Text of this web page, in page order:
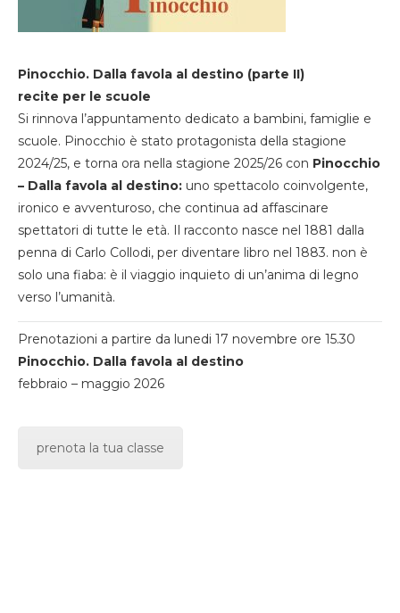
Pinocchio. Dalla favola al destino (parte II)
recite per le scuole
Si rinnova l’appuntamento dedicato a bambini, famiglie e
scuole. Pinocchio è stato protagonista della stagione
2024/25, e torna ora nella stagione 2025/26 con Pinocchio
– Dalla favola al destino: uno spettacolo coinvolgente,
ironico e avventuroso, che continua ad affascinare
spettatori di tutte le età. Il racconto nasce nel 1881 dalla
penna di Carlo Collodi, per diventare libro nel 1883. non è
solo una fiaba: è il viaggio inquieto di un’anima di legno
verso l’umanità.
Prenotazioni a partire da lunedi 17 novembre ore 15.30
Pinocchio. Dalla favola al destino
febbraio – maggio 2026
prenota la tua classe